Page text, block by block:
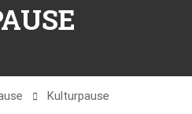
Kulturpause